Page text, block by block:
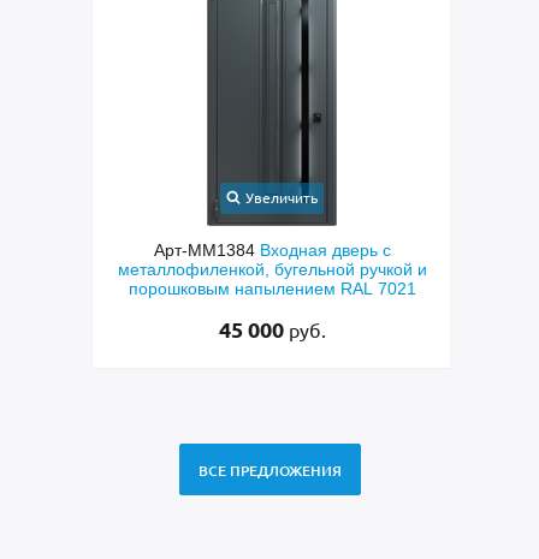
Увеличить
Арт-ММ1384 Входная дверь с
металлофиленкой, бугельной ручкой и
порошковым напылением RAL 7021
45 000 руб.
ВСЕ ПРЕДЛОЖЕНИЯ